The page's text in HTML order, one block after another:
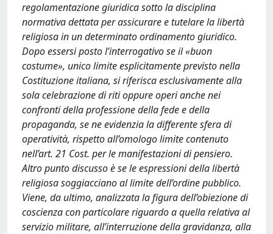
regolamentazione giuridica sotto la disciplina
normativa dettata per assicurare e tutelare la libertà
religiosa in un determinato ordinamento giuridico.
Dopo essersi posto l’interrogativo se il «buon
costume», unico limite esplicitamente previsto nella
Costituzione italiana, si riferisca esclusivamente alla
sola celebrazione di riti oppure operi anche nei
confronti della professione della fede e della
propaganda, se ne evidenzia la differente sfera di
operatività, rispetto all’omologo limite contenuto
nell’art. 21 Cost. per le manifestazioni di pensiero.
Altro punto discusso è se le espressioni della libertà
religiosa soggiacciano al limite dell’ordine pubblico.
Viene, da ultimo, analizzata la figura dell’obiezione di
coscienza con particolare riguardo a quella relativa al
servizio militare, all’interruzione della gravidanza, alla